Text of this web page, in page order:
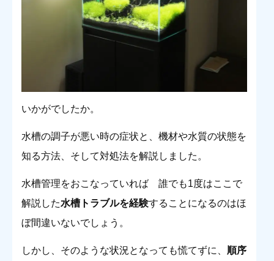
いかがでしたか。
水槽の調子が悪い時の症状と、機材や水質の状態を
知る方法、そして対処法を解説しました。
水槽管理をおこなっていれば 誰でも1度はここで
解説した水槽トラブルを経験することになるのはほ
ぼ間違いないでしょう。
しかし、そのような状況となっても慌てずに、 順序